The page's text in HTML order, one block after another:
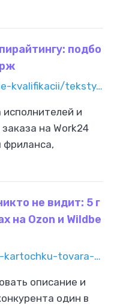
малого и
подбо
/povyshenie-kvalifikacii/teksty/kopirajting/gde-zakazat-uslugi-po-kopirajtingu
исполнителей и
на Work24
фриланса,
сферы
не видит: 5 г
на Ozon и Wildbe
/233-pochemu-kartochku-tovara-nikto-ne-vidit-5-glavnyh-oshibok-v-seo-tegah-na-ozon-i-wildberries
описание и
один в